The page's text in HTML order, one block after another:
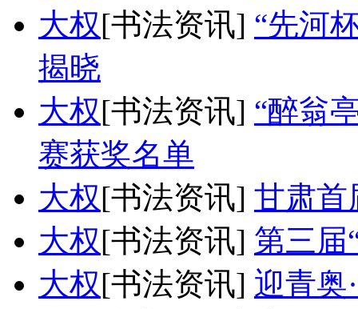
大权[书法资讯] “先河
揭晓
大权[书法资讯] “醉翁
赛获奖名单
大权[书法资讯] 甘肃首
大权[书法资讯] 第三届
大权[书法资讯] 迎青奥